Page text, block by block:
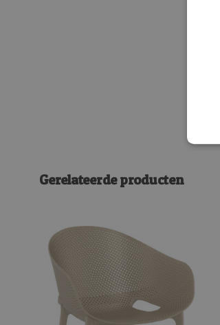
Gerelateerde producten